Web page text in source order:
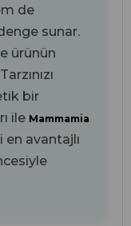
de
sunar.
ürünün
bir
ile Mammamia
avantajlı